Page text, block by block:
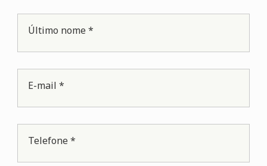
Último nome *
E-mail *
Telefone *